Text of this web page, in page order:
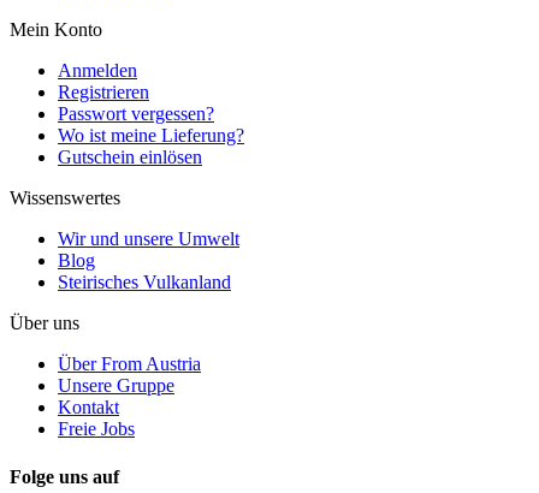
Mein Konto
Anmelden
Registrieren
Passwort vergessen?
Wo ist meine Lieferung?
Gutschein einlösen
Wissenswertes
Wir und unsere Umwelt
Blog
Steirisches Vulkanland
Über uns
Über From Austria
Unsere Gruppe
Kontakt
Freie Jobs
Folge uns auf